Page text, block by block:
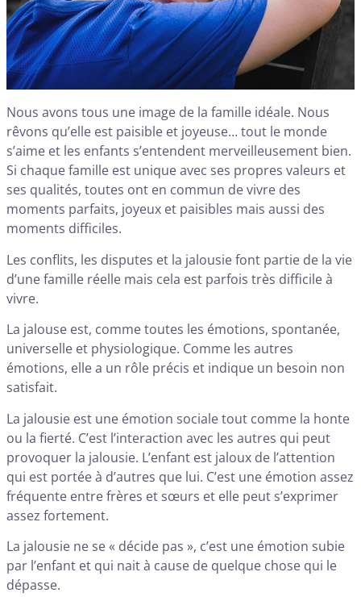
Nous avons tous une image de la famille idéale. Nous
rêvons qu’elle est paisible et joyeuse… tout le monde
s’aime et les enfants s’entendent merveilleusement bien.
Si chaque famille est unique avec ses propres valeurs et
ses qualités, toutes ont en commun de vivre des
moments parfaits, joyeux et paisibles mais aussi des
moments difficiles.
Les conflits, les disputes et la jalousie font partie de la vie
d’une famille réelle mais cela est parfois très difficile à
vivre.
La jalouse est, comme toutes les émotions, spontanée,
universelle et physiologique. Comme les autres
émotions, elle a un rôle précis et indique un besoin non
satisfait.
La jalousie est une émotion sociale tout comme la honte
ou la fierté. C’est l’interaction avec les autres qui peut
provoquer la jalousie. L’enfant est jaloux de l’attention
qui est portée à d’autres que lui. C’est une émotion assez
fréquente entre frères et sœurs et elle peut s’exprimer
assez fortement.
La jalousie ne se « décide pas », c’est une émotion subie
par l’enfant et qui nait à cause de quelque chose qui le
dépasse.